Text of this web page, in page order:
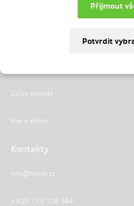
Začni projekt
Vše o Hithit
Kontakty
info@hithit.cz
+420 778 738 664